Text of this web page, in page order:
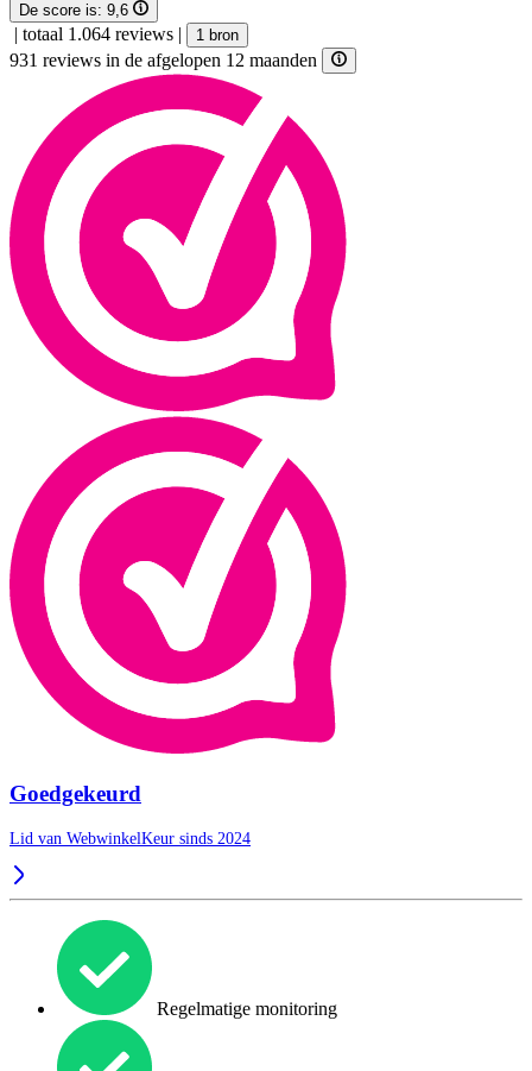
De score is: 9,6
| totaal 1.064 reviews | 1 bron
931 reviews in de afgelopen 12 maanden
Goedgekeurd
Lid van WebwinkelKeur sinds 2024
Regelmatige monitoring